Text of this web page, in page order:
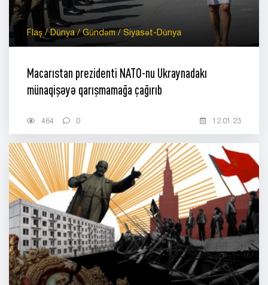
Flaş / Dünya / Gündəm / Siyasət-Dünya
Macarıstan prezidenti NATO-nu Ukraynadakı
münaqişəyə qarışmamağa çağırıb
464 0 12.01.23